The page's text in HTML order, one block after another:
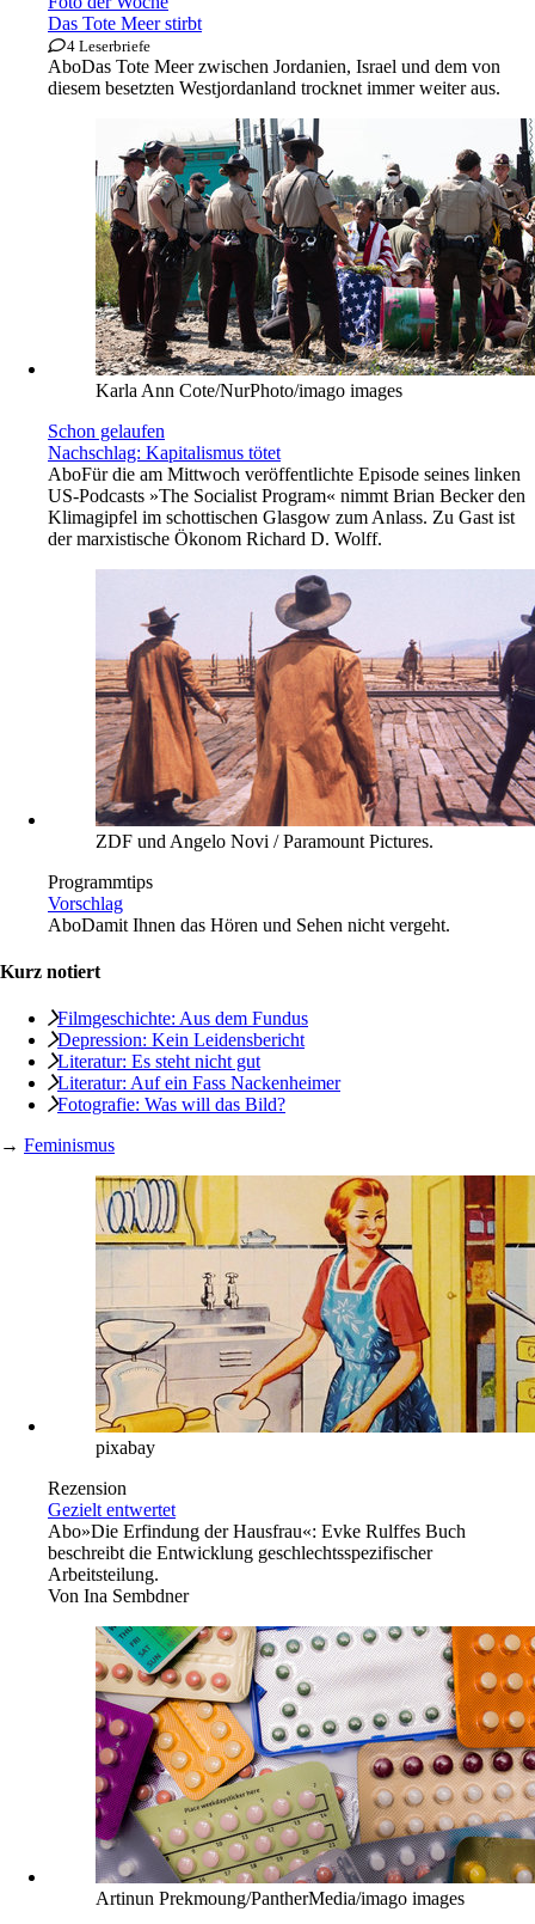
Reuters/Mohamad Torokman
Foto der Woche
Das Tote Meer stirbt
4 Leserbriefe
Das Tote Meer zwischen Jordanien, Israel und dem von
diesem besetzten Westjordanland trocknet immer weiter aus.
Karla Ann Cote/NurPhoto/imago images
Schon gelaufen
Nachschlag: Kapitalismus tötet
Für die am Mittwoch veröffentlichte Episode seines linken
US-Podcasts »The Socialist Program« nimmt Brian Becker den
Klimagipfel im schottischen Glasgow zum Anlass. Zu Gast ist
der marxistische Ökonom Richard D. Wolff.
Vorschlag
Damit Ihnen das Hören und Sehen nicht vergeht.
Kurz notiert
Filmgeschichte: Aus dem Fundus
Depression: Kein Leidensbericht
Literatur: Es steht nicht gut
Literatur: Auf ein Fass Nackenheimer
Fotografie: Was will das Bild?
Feminismus
pixabay
Rezension
Gezielt entwertet
»Die Erfindung der Hausfrau«: Evke Rulffes Buch
beschreibt die Entwicklung geschlechtsspezifischer
Arbeitsteilung.
Ina Sembdner